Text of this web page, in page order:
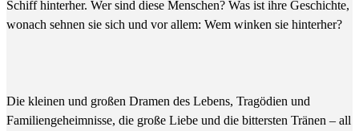
Schiff hinterher. Wer sind diese Menschen? Was ist ihre Geschichte,
wonach sehnen sie sich und vor allem: Wem winken sie hinterher?
Die kleinen und großen Dramen des Lebens, Tragödien und
Familiengeheimnisse, die große Liebe und die bittersten Tränen – all